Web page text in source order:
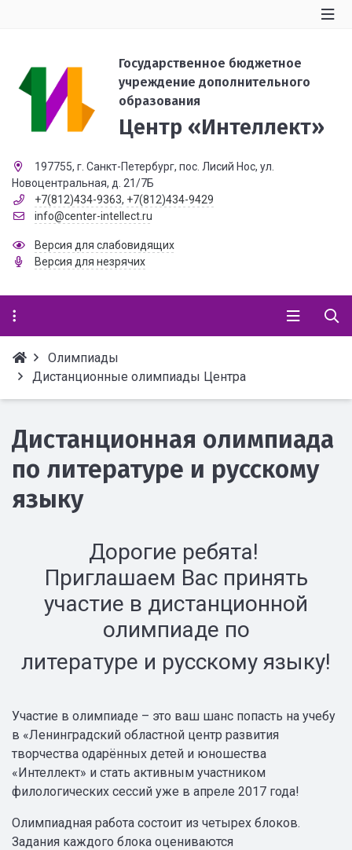
Государственное бюджетное
учреждение дополнительного
образования
Центр «Интеллект»
197755, г. Санкт-Петербург, пос. Лисий Нос, ул.
Новоцентральная, д. 21/7Б
+7(812)434-9363, +7(812)434-9429
info@center-intellect.ru
Версия для слабовидящих
Версия для незрячих
Олимпиады
Дистанционные олимпиады Центра
Дистанционная олимпиада
по литературе и русскому
языку
Дорогие ребята!
Приглашаем Вас принять
участие в дистанционной
олимпиаде по
литературе и русскому языку!
Участие в олимпиаде – это ваш шанс попасть на учебу
в «Ленинградский областной центр развития
творчества одарённых детей и юношества
«Интеллект» и стать активным участником
филологических сессий уже в апреле 2017 года!
Олимпиадная работа состоит из четырех блоков.
Задания каждого блока оцениваются